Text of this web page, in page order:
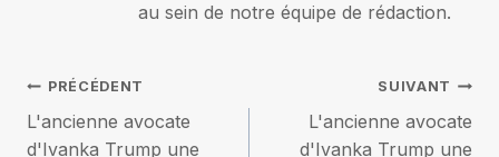
au sein de notre équipe de rédaction.
Navigation
PRÉCÉDENT
L'ancienne avocate
d'Ivanka Trump une
SUIVANT
L'ancienne avocate
d'Ivanka Trump une